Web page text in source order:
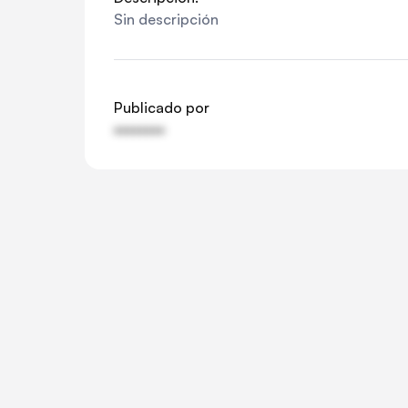
Sin descripción
Publicado por
••••••••